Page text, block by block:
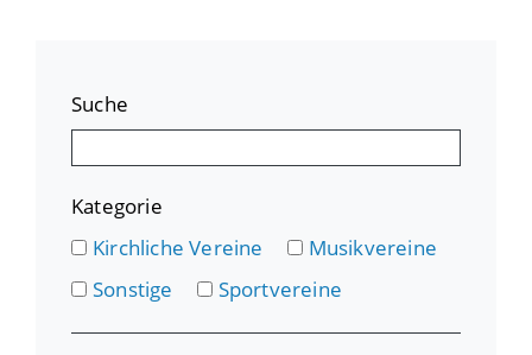
Suche
Kategorie
Kirchliche Vereine
Musikvereine
Sonstige
Sportvereine